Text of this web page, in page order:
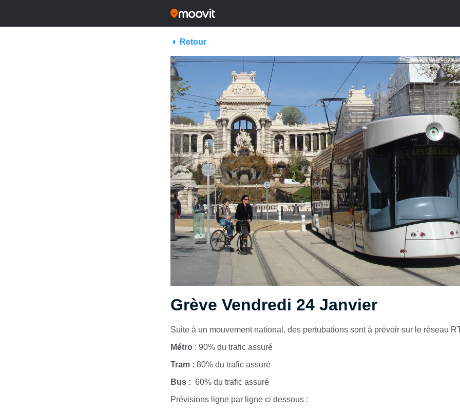
Retour
Grève Vendredi 24 Janvier
Suite à un mouvement national, des pertubations sont à prévoir sur le réseau
Métro : 90% du trafic assuré
Tram : 80% du trafic assuré
Bus : 60% du trafic assuré
Prévisions ligne par ligne ci dessous :